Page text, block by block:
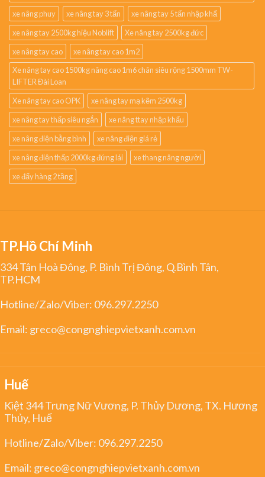
xe nâng phuy
xe nâng tay 3 tấn
xe nâng tay 5 tấn nhập khẩ
xe nâng tay 2500kg hiệu Noblift
Xe nâng tay 2500kg đức
xe nâng tay cao
xe nâng tay cao 1m2
Xe nâng tay cao 1500kg nâng cao 1m6 chân siêu rộng 1500mm TW-
LIFTER Đài Loan
Xe nâng tay cao OPK
xe nâng tay mạ kẽm 2500kg
xe nâng tay thấp siêu ngắn
xe nâng ttay nhập khẩu
xe nâng điện bằng bình
xe nâng điện giá rẻ
xe nâng điện thấp 2000kg đứng lái
xe thang nâng người
xe đẩy hàng 2 tầng
TP.Hồ Chí Minh
334 Tân Hoà Đông, P. Bình Trị Đông, Q.Bình Tân,
TP.HCM
Hotline/Zalo/Viber: 096.297.2250
Email: greco@congnghiepvietxanh.com.vn
Huế
Kiệt 344 Trưng Nữ Vương, P. Thủy Dương, TX. Hương
Thủy, Huế
Hotline/Zalo/Viber: 096.297.2250
Email: greco@congnghiepvietxanh.com.vn